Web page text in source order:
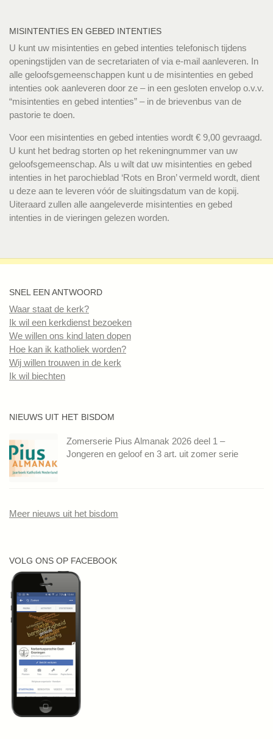
MISINTENTIES EN GEBED INTENTIES
U kunt uw misintenties en gebed intenties telefonisch tijdens
openingstijden van de secretariaten of via e-mail aanleveren. In
alle geloofsgemeenschappen kunt u de misintenties en gebed
intenties ook aanleveren door ze – in een gesloten envelop o.v.v.
“misintenties en gebed intenties” – in de brievenbus van de
pastorie te doen.
Voor een misintenties en gebed intenties wordt € 9,00 gevraagd.
U kunt het bedrag storten op het rekeningnummer van uw
geloofsgemeenschap. Als u wilt dat uw misintenties en gebed
intenties in het parochieblad ‘Rots en Bron’ vermeld wordt, dient
u deze aan te leveren vóór de sluitingsdatum van de kopij.
Uiteraard zullen alle aangeleverde misintenties en gebed
intenties in de vieringen gelezen worden.
SNEL EEN ANTWOORD
Waar staat de kerk?
Ik wil een kerkdienst bezoeken
We willen ons kind laten dopen
Hoe kan ik katholiek worden?
Wij willen trouwen in de kerk
Ik wil biechten
NIEUWS UIT HET BISDOM
Zomerserie Pius Almanak 2026 deel 1 –
Jongeren en geloof en 3 art. uit zomer serie
Meer nieuws uit het bisdom
VOLG ONS OP FACEBOOK